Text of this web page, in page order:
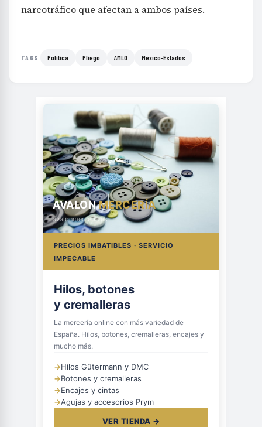
narcotráfico que afectan a ambos países.
TAGS Política Pliego AMLO México-Estados
AVALONMERCERÍA
avalonmerceria.es
PRECIOS IMBATIBLES · SERVICIO
IMPECABLE
Hilos, botones
y cremalleras
La mercería online con más variedad de
España. Hilos, botones, cremalleras, encajes y
mucho más.
→Hilos Gütermann y DMC
→Botones y cremalleras
→Encajes y cintas
→Agujas y accesorios Prym
VER TIENDA →